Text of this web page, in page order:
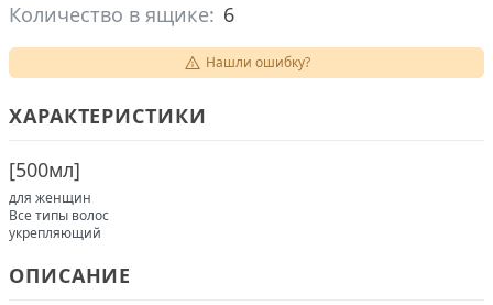
Количество в ящике: 6
Нашли ошибку?
ХАРАКТЕРИСТИКИ
[500мл]
для женщин
Все типы волос
укрепляющий
ОПИСАНИЕ